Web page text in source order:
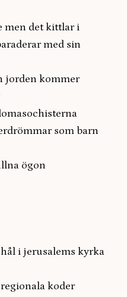
men det kittlar i
med sin
jorden kommer
som barn
ögon
i jerusalems kyrka
koder